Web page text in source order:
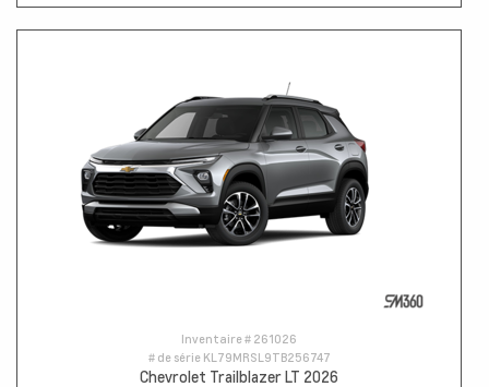
Inventaire # 261026
# de série KL79MRSL9TB256747
Chevrolet Trailblazer LT 2026